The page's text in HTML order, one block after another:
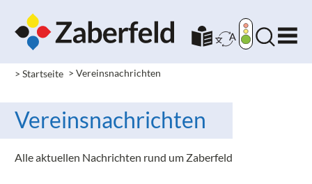
> Startseite >Vereinsnachrichten
Vereinsnachrichten
Alle aktuellen Nachrichten rund um Zaberfeld